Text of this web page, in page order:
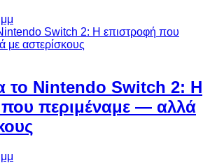
το Nintendo Switch 2: Η
περιμέναμε — αλλά